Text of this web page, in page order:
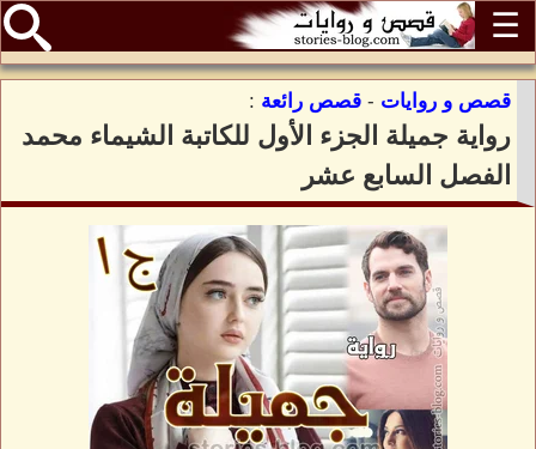
☰
قصص و روايات - قصص رائعة :
رواية جميلة الجزء الأول للكاتبة الشيماء محمد
الفصل السابع عشر